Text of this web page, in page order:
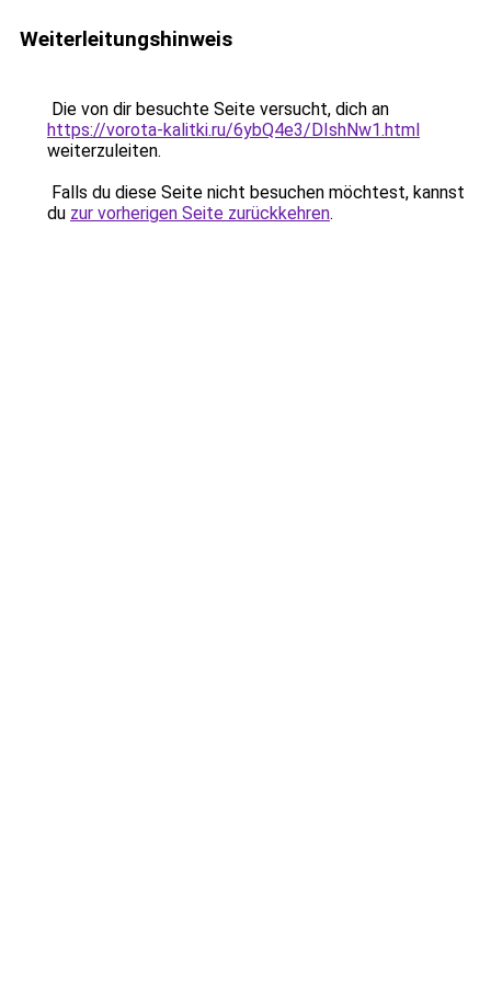
Weiterleitungshinweis
Die von dir besuchte Seite versucht, dich an
https://vorota-kalitki.ru/6ybQ4e3/DIshNw1.html
weiterzuleiten.
Falls du diese Seite nicht besuchen möchtest, kannst
du zur vorherigen Seite zurückkehren.